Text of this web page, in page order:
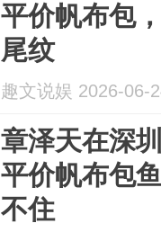
平价帆布包
尾纹
趣文说娱 2026-06-
章泽天在深
平价帆布包
不住